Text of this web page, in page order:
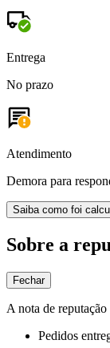
Entrega
No prazo
Atendimento
Demora para
Saiba como foi
Sobre a
Fechar
A nota de
Pedidos